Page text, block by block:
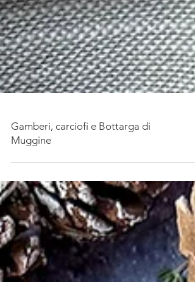
Gamberi, carciofi e Bottarga di
Muggine